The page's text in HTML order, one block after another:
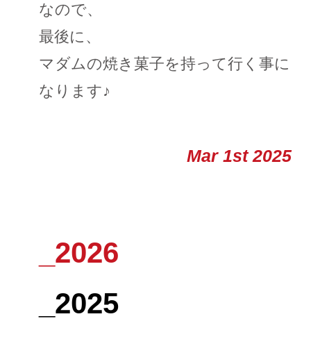
なので、
最後に、
マダムの焼き菓子を持って行く事に
なります♪
Mar 1st 2025
_2026
_2025